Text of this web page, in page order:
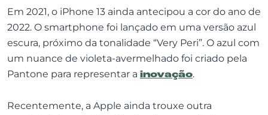
Em 2021, o iPhone 13 ainda antecipou a cor do ano de
2022. O smartphone foi lançado em uma versão azul
escura, próximo da tonalidade “Very Peri”. O azul com
um nuance de violeta-avermelhado foi criado pela
Pantone para representar a inovação.
Recentemente, a Apple ainda trouxe outra